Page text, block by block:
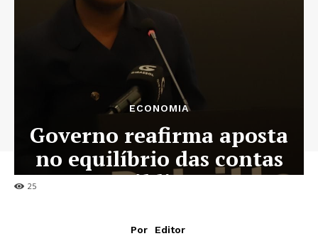
25
ECONOMIA
Governo reafirma aposta
no equilíbrio das contas
públicas
Por
Editor